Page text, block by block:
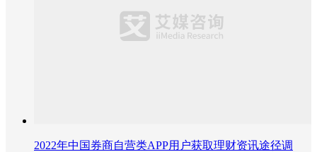
2022年中国券商自营类APP用户获取理财资讯途径调